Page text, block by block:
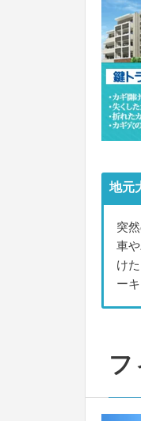
地元
突
車
け
ー
フ